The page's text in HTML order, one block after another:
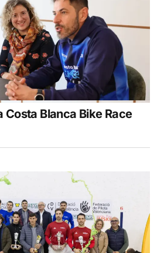
Costa Blanca Bike Race